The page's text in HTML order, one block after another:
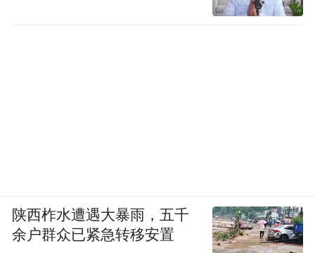
陕西柞水遭遇大暴雨，五千
余户群众已紧急转移安置